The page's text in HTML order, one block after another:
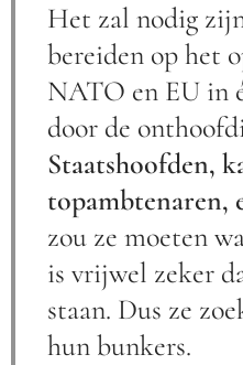
Het zal nodig
bereiden op het
NATO en EU in
door de
Staatshoofden,
topambtenaren,
zou ze moeten
is vrijwel zeker
staan. Dus ze
hun bunkers.